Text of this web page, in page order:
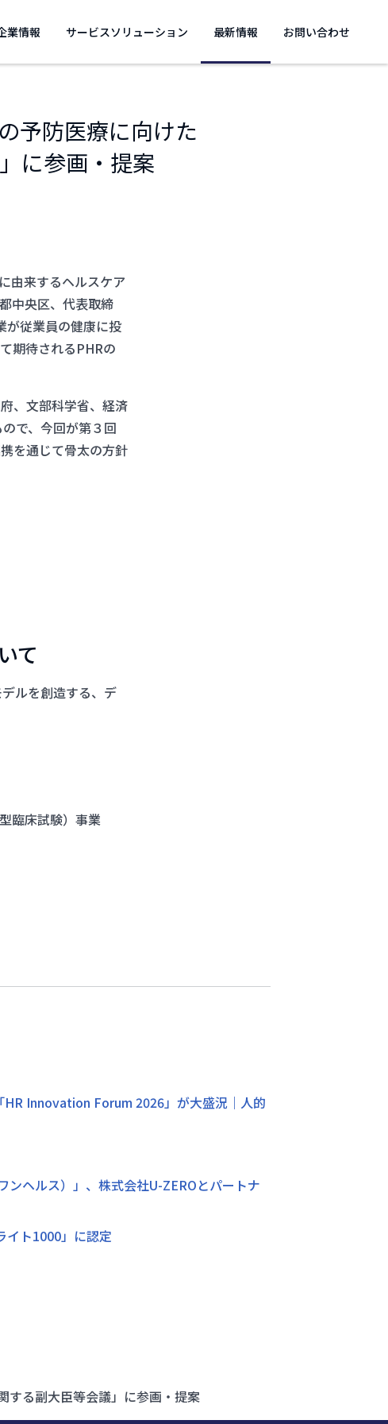
業情報 サービスソリューション 最新情報 お問い合わせ
予防医療に向けた
に参画・提案
由来するヘルスケア
中央区、代表取締
が従業員の健康に投
期待されるPHRの
、文部科学省、経済
で、今回が第３回
を通じて骨太の方針
て
ルを創造する、デ
臨床試験）事業
HR Innovation Forum 2026」が大盛況｜人的
ヘルス）」、株式会社U-ZEROとパートナ
イト1000」に認定
する副大臣等会議」に参画・提案